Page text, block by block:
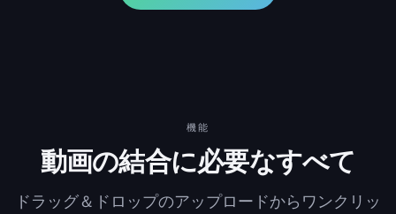
機能
動画の結合に必要なすべて
ドラッグ＆ドロップのアップロードからワンクリッ